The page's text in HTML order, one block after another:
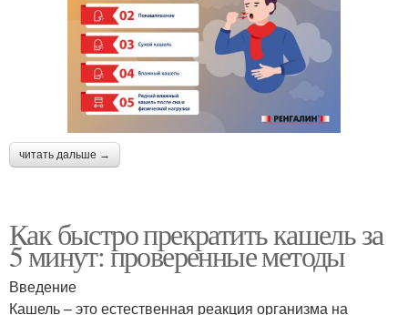
читать дальше →
Как быстро прекратить кашель за
5 минут: проверенные методы
Введение
Кашель – это естественная реакция организма на